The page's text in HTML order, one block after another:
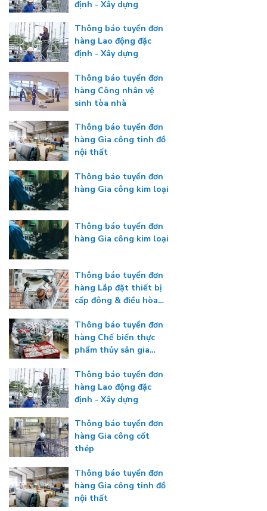
định - Xây dựng
Thông báo tuyển đơn
hàng Lao động đặc
định - Xây dựng
Thông báo tuyển đơn
hàng Công nhân vệ
sinh tòa nhà
Thông báo tuyển đơn
hàng Gia công tinh đồ
nội thất
Thông báo tuyển đơn
hàng Gia công kim loại
Thông báo tuyển đơn
hàng Gia công kim loại
Thông báo tuyển đơn
hàng Lắp đặt thiết bị
cấp đông & điều hòa
Thông báo tuyển đơn
hàng Chế biến thực
phẩm thủy sản gia
Thông báo tuyển đơn
hàng Lao động đặc
định - Xây dựng
Thông báo tuyển đơn
hàng Gia công cốt
thép
Thông báo tuyển đơn
hàng Gia công tinh đồ
nội thất